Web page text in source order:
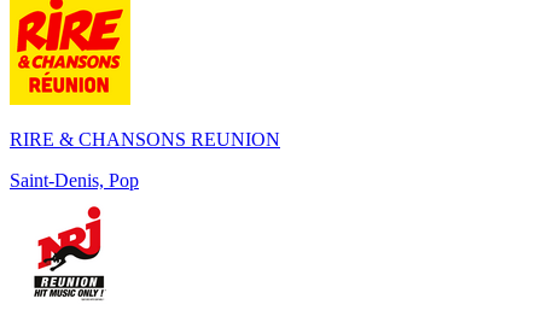
RIRE & CHANSONS REUNION
Saint-Denis, Pop